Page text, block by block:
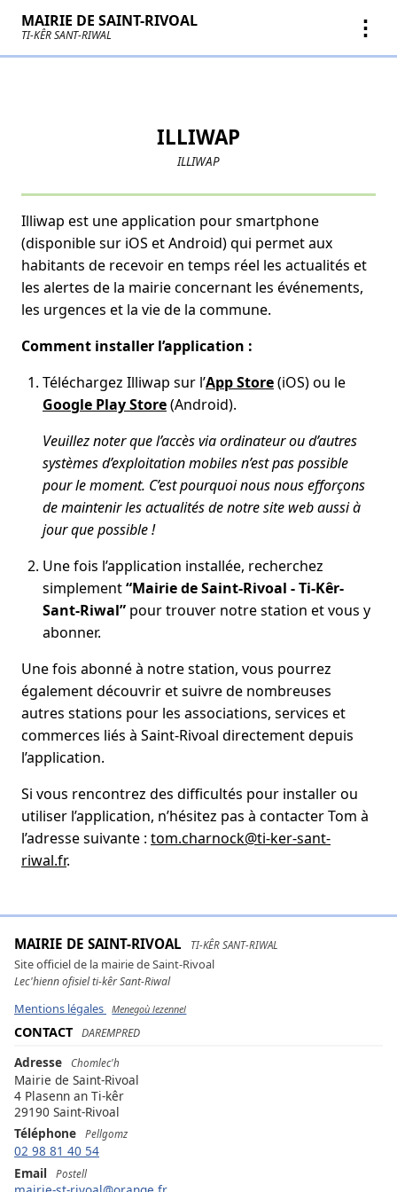
MAIRIE DE SAINT-RIVOAL
TI-KÊR SANT-RIWAL ⋮
ILLIWAP
ILLIWAP
Illiwap est une application pour smartphone
(disponible sur iOS et Android) qui permet aux
habitants de recevoir en temps réel les actualités et
les alertes de la mairie concernant les événements,
les urgences et la vie de la commune.
Comment installer l’application :
Téléchargez Illiwap sur l’App Store(iOS) ou le
Google Play Store(Android).
Veuillez noter que l’accès via ordinateur ou d’autres
systèmes d’exploitation mobiles n’est pas possible
pour le moment. C’est pourquoi nous nous efforçons
de maintenir les actualités de notre site web aussi à
jour que possible !
Une fois l’application installée, recherchez
simplement“Mairie de Saint-Rivoal - Ti-Kêr-
Sant-Riwal” pour trouver notre station et vous y
abonner.
Une fois abonné à notre station, vous pourrez
également découvrir et suivre de nombreuses
autres stations pour les associations, services et
commerces liés à Saint-Rivoal directement depuis
l’application.
Si vous rencontrez des difficultés pour installer ou
utiliser l’application, n’hésitez pas à contacter Tom à
l’adresse suivante : tom.charnock@ti-ker-sant-
riwal.fr.
MAIRIE DE SAINT-RIVOAL TI-KÊR SANT-RIWAL
Site officiel de la mairie de Saint-Rivoal
Lec'hienn ofisiel ti-kêr Sant-Riwal
Mentions légales Menegoù lezennel
CONTACT DAREMPRED
Adresse Chomlec'h
Mairie de Saint-Rivoal
4 Plasenn an Ti-kêr
29190 Saint-Rivoal
Téléphone
Pellgomz
02 98 81 40 54
Email
Postell